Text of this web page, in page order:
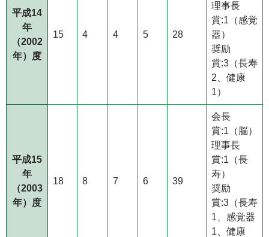
平成14
年
（2002
年）度
15 4 4 5 28
理事長
賞:1（感覚
器）
奨励
賞:3（長寿
2、健康
1）
平成15
年
（2003
年）度
18 8 7 6 39
会長
賞:1（脳）
理事長
賞:1（長
寿）
奨励
賞:3（長寿
1、感覚器
1、健康